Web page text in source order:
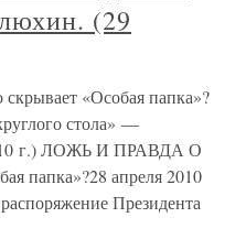
(29
«Особая папка»?
стола» —
г.) ЛОЖЬ И ПРАВДА О
папка»?28 апреля 2010
Президента